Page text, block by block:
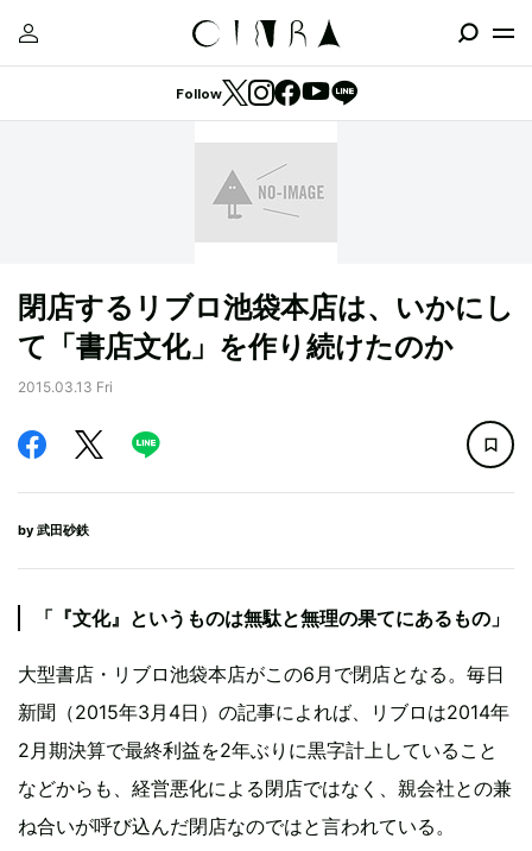
Follow
閉店するリブロ池袋本店は、いかにし
て「書店文化」を作り続けたのか
2015.03.13 Fri
by 武田砂鉄
「『文化』というものは無駄と無理の果てにあるもの」
大型書店・リブロ池袋本店がこの6月で閉店となる。毎日
新聞（2015年3月4日）の記事によれば、リブロは2014年
2月期決算で最終利益を2年ぶりに黒字計上していること
などからも、経営悪化による閉店ではなく、親会社との兼
ね合いが呼び込んだ閉店なのではと言われている。